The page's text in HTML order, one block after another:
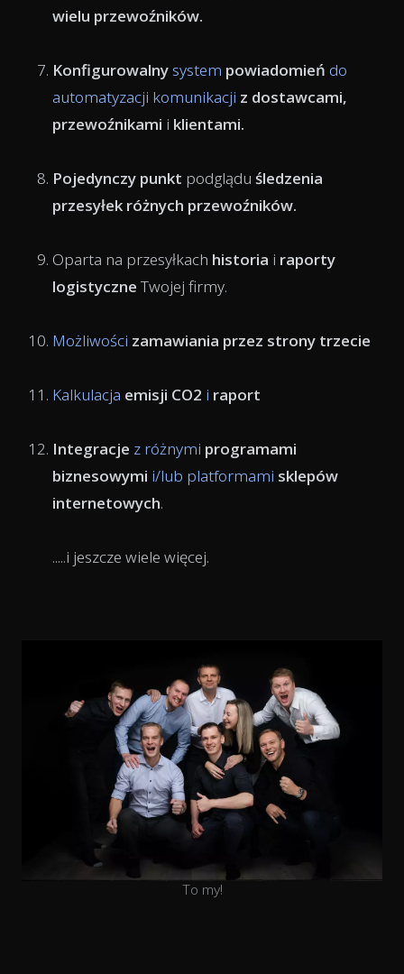
wielu przewoźników.
Konfigurowalny system powiadomień do
automatyzacji komunikacji z dostawcami,
przewoźnikami i klientami.
Pojedynczy punkt podglądu śledzenia
przesyłek różnych przewoźników.
Oparta na przesyłkach historia i raporty
logistyczne Twojej firmy.
Możliwości zamawiania przez strony trzecie
Kalkulacja emisji CO2 i raport
Integracje z różnymi programami
biznesowymi i/lub platformami sklepów
internetowych.
.....i jeszcze wiele więcej.
To my!